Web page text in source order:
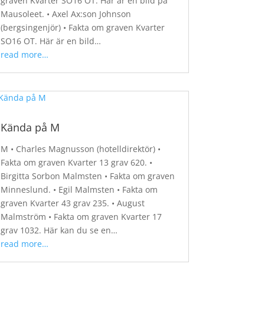
Mausoleet. • Axel Ax:son Johnson
(bergsingenjör) • Fakta om graven Kvarter
SO16 OT. Här är en bild…
read more…
Kända på M
M • Charles Magnusson (hotelldirektör) •
Fakta om graven Kvarter 13 grav 620. •
Birgitta Sorbon Malmsten • Fakta om graven
Minneslund. • Egil Malmsten • Fakta om
graven Kvarter 43 grav 235. • August
Malmström • Fakta om graven Kvarter 17
grav 1032. Här kan du se en…
read more…